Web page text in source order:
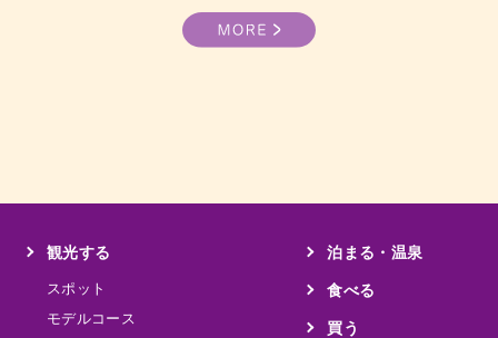
観光する
スポット
モデルコース
泊まる・温泉
食べる
買う